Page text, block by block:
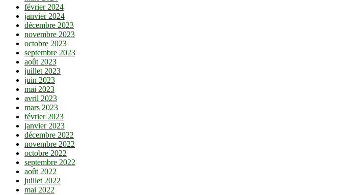
février 2024
janvier 2024
décembre 2023
novembre 2023
octobre 2023
septembre 2023
août 2023
juillet 2023
juin 2023
mai 2023
avril 2023
mars 2023
février 2023
janvier 2023
décembre 2022
novembre 2022
octobre 2022
septembre 2022
août 2022
juillet 2022
mai 2022